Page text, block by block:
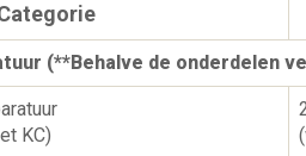
(**Behalve de onderdelen
KC)